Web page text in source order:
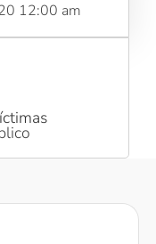
12:00 am